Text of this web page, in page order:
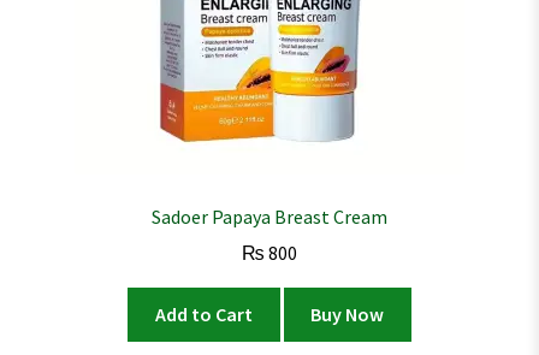
Sadoer Papaya Breast Cream
₨ 800
Add to Cart Buy Now